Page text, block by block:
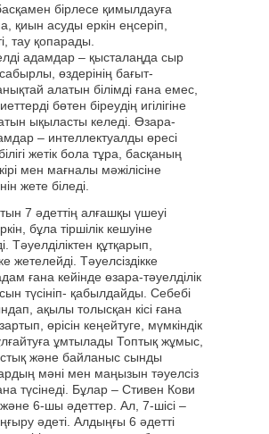
бірлесе қимылдауға
қиын асуды еркін еңсеріп,
тау қопарады.
адамдар – қысталаңда сыр
өздерінің бағыт-
алатын білімді ғана емес,
бөтен біреудің игілігіне
ықыласты келеді. Өзара-
– интеллектуалды өресі
жетік бола тұра, басқаның
мен мағналы мәжілісіне
жете біледі.
7 әдеттің алғашқы үшеуі
бұла тіршілік кешуіне
Тәуелділіктен құтқарып,
жетелейді. Тәуелсіздікке
ғана кейінде өзара-тәуелділік
түсініп- қабылдайды. Себебі
ақылы толысқан кісі ғана
өрісін кеңейтуге, мүмкіндік
ұмтылады Топтық жұмыс,
және байланыс сынды
мәні мен маңызын тәуелсіз
түсінеді. Бұлар – Стивен Кови
және 6-шы әдеттер. Ал, 7-шісі –
әдеті. Алдыңғы 6 әдетті